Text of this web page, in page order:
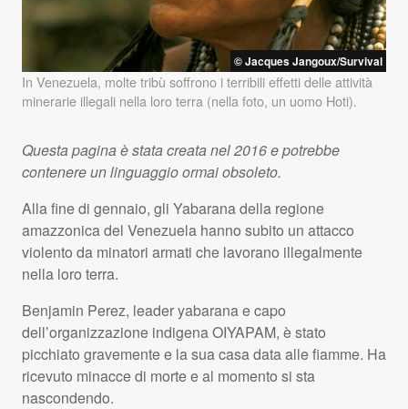
© Jacques Jangoux/Survival
In Venezuela, molte tribù soffrono i terribili effetti delle attività
minerarie illegali nella loro terra (nella foto, un uomo Hoti).
Questa pagina è stata creata nel 2016 e potrebbe
contenere un linguaggio ormai obsoleto.
Alla fine di gennaio, gli Yabarana della regione
amazzonica del Venezuela hanno subito un attacco
violento da minatori armati che lavorano illegalmente
nella loro terra.
Benjamin Perez, leader yabarana e capo
dell’organizzazione indigenaOIYAPAM, è stato
picchiato gravemente e la sua casa data alle fiamme. Ha
ricevuto minacce di morte e al momento si sta
nascondendo.